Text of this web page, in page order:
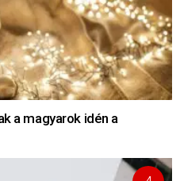
a magyarok idén a